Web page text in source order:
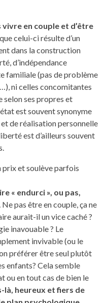
en couple et d’être
celui-ci résulte d’un
dans la construction
d’indépendance
familiale (pas de problème
ni celles concomitantes
selon ses propres et
est souvent synonyme
de réalisation personnelle
est d’ailleurs souvent
prix et soulève parfois
« endurci », ou pas,
. Ne pas être en couple, ça ne
aurait-il un vice caché ?
inavouable ? Le
invivable (ou le
préférer être seul plutôt
enfants? Cela semble
ou en tout cas de bien le
là, heureux et fiers de